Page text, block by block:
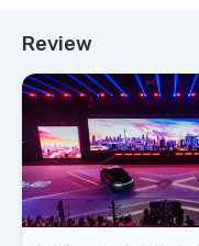
Review